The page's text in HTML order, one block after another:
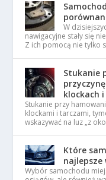
W
nawigacyjne stały się
Z ich pomocą nie tylko
Stukanie
klockach
Stukanie przy
klockami i tarczami,
wskazywać na luz „z
Które
najlepsze
Wybór samochodu